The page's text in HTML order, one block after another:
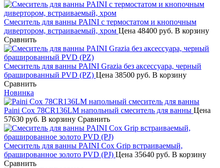
Смеситель для ванны PAINI с термостатом и кнопочным
дивертором, встраиваемый, хром Цена 48400 руб. В корзину
Сравнить
Смеситель для ванны PAINI Grazia без аксессуара, черный
брашированный PVD (PZ) Цена 38500 руб. В корзину
Сравнить
Новинка
Paini Cox 78CR136LM напольный смеситель для ванны Цена
57630 руб. В корзину Сравнить
Смеситель для ванны PAINI Cox Grip встраиваемый,
брашированное золото PVD (PJ) Цена 35640 руб. В корзину
Сравнить